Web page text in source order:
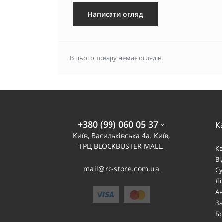
Написати огляд
В цього товару немає оглядів.
+380 (99) 060 05 37
Київ, Васильківська 4а. Київ,
ТРЦ BLOCKBUSTER MALL.
mail@rc-store.com.ua